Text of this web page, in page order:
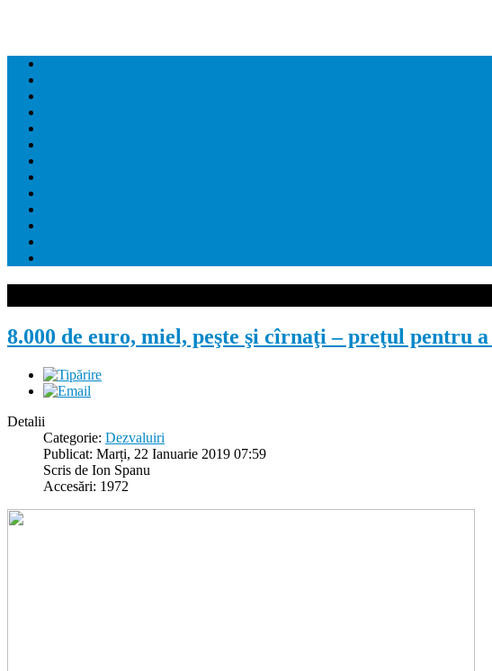
8.000 de euro, miel, peşte şi cîrnaţi – preţul pentru
Detalii
Categorie: Dezvaluiri
Publicat: Marți, 22 Ianuarie 2019 07:59
Scris de Ion Spanu
Accesări: 1972